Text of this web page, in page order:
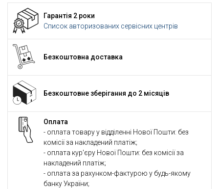
Гарантія 2 роки
Список авторизованих сервісних центрів
Безкоштовна доставка
Безкоштовне зберігання до 2 місяців
Оплата
- оплата товару у відділенні Нової Пошти: без
комісії за накладений платіж;
- оплата кур'єру Нової Пошти: без комісії за
накладений платіж;
- оплата за рахунком-фактурою у будь-якому
банку України;